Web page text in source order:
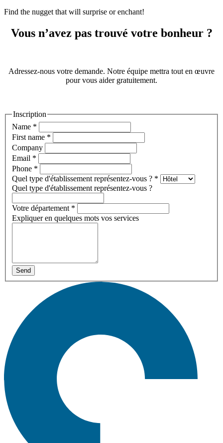
Find the nugget that will surprise or enchant!
Vous n’avez pas trouvé votre bonheur ?
Adressez-nous votre demande. Notre équipe mettra tout en œuvre
pour vous aider gratuitement.
Inscription
Name *
First name *
Company
Email *
Phone *
Quel type d'établissement représentez-vous ? *
Quel type d'établissement représentez-vous ?
Votre département *
Expliquer en quelques mots vos services
Send